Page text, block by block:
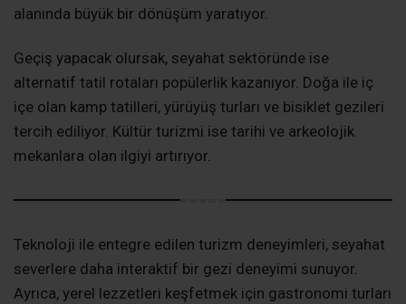
alanında büyük bir dönüşüm yaratıyor.
Geçiş yapacak olursak, seyahat sektöründe ise
alternatif tatil rotaları popülerlik kazanıyor. Doğa ile iç
içe olan kamp tatilleri, yürüyüş turları ve bisiklet gezileri
tercih ediliyor. Kültür turizmi ise tarihi ve arkeolojik
mekanlara olan ilgiyi artırıyor.
Teknoloji ile entegre edilen turizm deneyimleri, seyahat
severlere daha interaktif bir gezi deneyimi sunuyor.
Ayrıca, yerel lezzetleri keşfetmek için gastronomi turları